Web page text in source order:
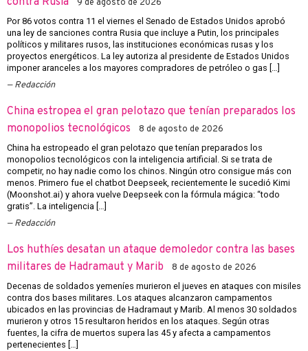
9 de agosto de 2026
Por 86 votos contra 11 el viernes el Senado de Estados Unidos aprobó
una ley de sanciones contra Rusia que incluye a Putin, los principales
políticos y militares rusos, las instituciones económicas rusas y los
proyectos energéticos. La ley autoriza al presidente de Estados Unidos
imponer aranceles a los mayores compradores de petróleo o gas […]
Redacción
China estropea el gran pelotazo que tenían preparados los
monopolios tecnológicos
8 de agosto de 2026
China ha estropeado el gran pelotazo que tenían preparados los
monopolios tecnológicos con la inteligencia artificial. Si se trata de
competir, no hay nadie como los chinos. Ningún otro consigue más con
menos. Primero fue el chatbot Deepseek, recientemente le sucedió Kimi
(Moonshot.ai) y ahora vuelve Deepseek con la fórmula mágica: “todo
gratis”. La inteligencia […]
Redacción
Los huthíes desatan un ataque demoledor contra las bases
militares de Hadramaut y Marib
8 de agosto de 2026
Decenas de soldados yemeníes murieron el jueves en ataques con misiles
contra dos bases militares. Los ataques alcanzaron campamentos
ubicados en las provincias de Hadramaut y Marib. Al menos 30 soldados
murieron y otros 15 resultaron heridos en los ataques. Según otras
fuentes, la cifra de muertos supera las 45 y afecta a campamentos
pertenecientes […]